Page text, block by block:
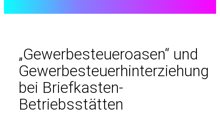
„Gewerbesteueroasen“ und
Gewerbesteuerhinterziehung
bei Briefkasten-
Betriebsstätten